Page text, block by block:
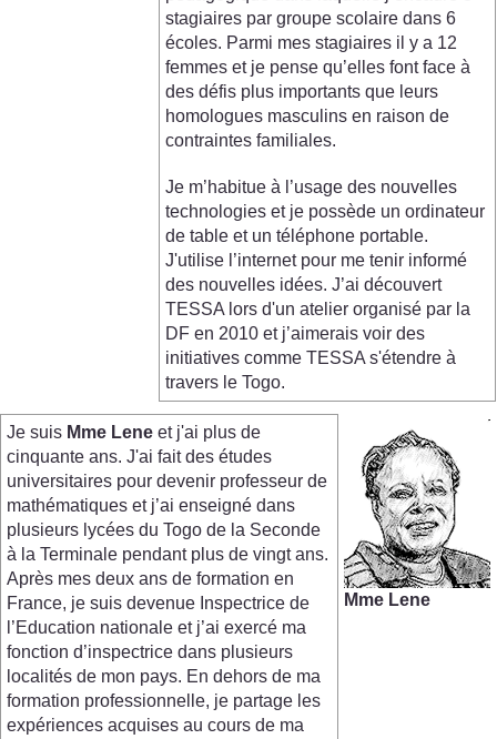
stagiaires par groupe scolaire dans 6
écoles. Parmi mes stagiaires il y a 12
femmes et je pense qu’elles font face à
des défis plus importants que leurs
homologues masculins en raison de
contraintes familiales.
Je m’habitue à l’usage des nouvelles
technologies et je possède un ordinateur
de table et un téléphone portable.
J'utilise l’internet pour me tenir informé
des nouvelles idées. J’ai découvert
TESSA lors d'un atelier organisé par la
DF en 2010 et j’aimerais voir des
initiatives comme TESSA s'étendre à
travers le Togo.
Je suis Mme Lene et j'ai plus de
cinquante ans. J'ai fait des études
universitaires pour devenir professeur de
mathématiques et j’ai enseigné dans
plusieurs lycées du Togo de la Seconde
à la Terminale pendant plus de vingt ans.
Après mes deux ans de formation en
France, je suis devenue Inspectrice de
l’Education nationale et j’ai exercé ma
fonction d’inspectrice dans plusieurs
localités de mon pays. En dehors de ma
formation professionnelle, je partage les
expériences acquises au cours de ma
Mme Lene